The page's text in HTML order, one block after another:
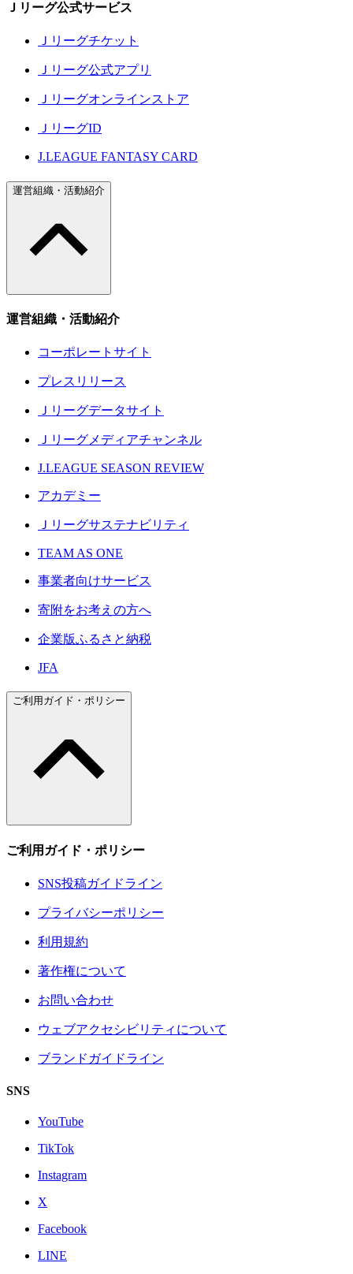
Ｊリーグ公式サービス
Ｊリーグチケット
Ｊリーグ公式アプリ
Ｊリーグオンラインストア
ＪリーグID
J.LEAGUE FANTASY CARD
運営組織・活動紹介
運営組織・活動紹介
コーポレートサイト
プレスリリース
Ｊリーグデータサイト
Ｊリーグメディアチャンネル
J.LEAGUE SEASON REVIEW
アカデミー
Ｊリーグサステナビリティ
TEAM AS ONE
事業者向けサービス
寄附をお考えの方へ
企業版ふるさと納税
JFA
ご利用ガイド・ポリシー
ご利用ガイド・ポリシー
SNS投稿ガイドライン
プライバシーポリシー
利用規約
著作権について
お問い合わせ
ウェブアクセシビリティについて
ブランドガイドライン
SNS
YouTube
TikTok
Instagram
X
Facebook
LINE